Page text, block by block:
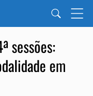
sessões:
em